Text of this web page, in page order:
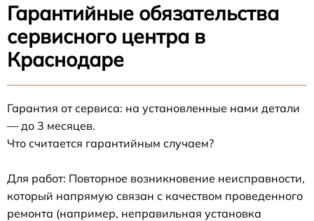
Гарантийные обязательства
сервисного центра в
Краснодаре
Гарантия от сервиса: на установленные нами детали
— до 3 месяцев.
Что считается гарантийным случаем?
Для работ: Повторное возникновение неисправности,
который напрямую связан с качеством проведенного
ремонта (например, неправильная установка